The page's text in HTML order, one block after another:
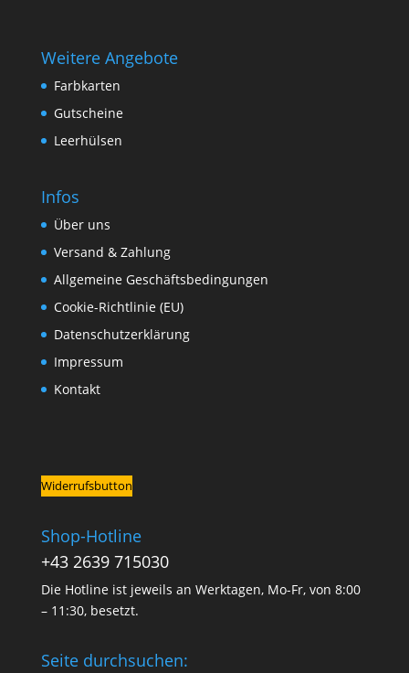
Weitere Angebote
Farbkarten
Gutscheine
Leerhülsen
Infos
Über uns
Versand & Zahlung
Allgemeine Geschäftsbedingungen
Cookie-Richtlinie (EU)
Datenschutzerklärung
Impressum
Kontakt
Widerrufsbutton
Shop-Hotline
+43 2639 715030
Die Hotline ist jeweils an Werktagen, Mo-Fr, von 8:00
– 11:30, besetzt.
Seite durchsuchen: